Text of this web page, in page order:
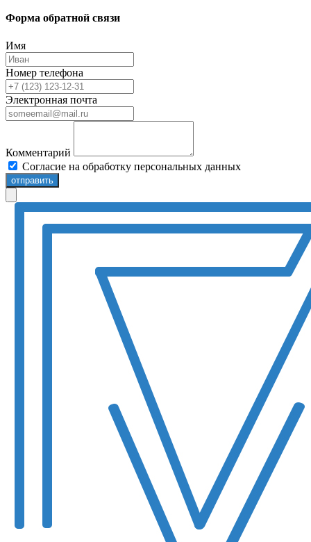
Форма обратной связи
Имя
Номер телефона
Электронная почта
Комментарий
Согласие на обработку персональных данных
отправить